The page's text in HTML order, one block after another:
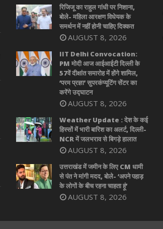
रिजिजू का राहुल गांधी पर निशाना,
बोले- महिला आरक्षण विधेयक के
समर्थन में नहीं होनी चाहिए दिक्कत
AUGUST 8, 2026
IIT Delhi Convocation:
PM मोदी आज आईआईटी दिल्ली के
57वें दीक्षांत समारोह में होंगे शामिल,
‘परम प्रज्ञा’ सुपरकंप्यूटिंग सेंटर का
करेंगे उद्घाटन
AUGUST 8, 2026
Weather Update : देश के कई
हिस्सों में भारी बारिश का अलर्ट, दिल्ली-
NCR में जलभराव से बिगड़े हालात
AUGUST 8, 2026
उत्तराखंड में जमीन के लिए CM धामी
से पंत ने मांगी मदद, बोले- ‘अपने पहाड़
के लोगों के बीच रहना चाहता हूं’
AUGUST 8, 2026